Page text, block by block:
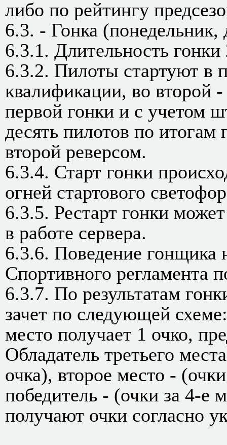
либо по рейтингу
6.3. - Гонка (понедельник,
6.3.1. Длительность
6.3.2. Пилоты стартуют в
квалификации, во
первой гонки и с учетом
десять пилотов по итогам
второй реверсом.
6.3.4. Старт гонки
огней стартового
6.3.5. Рестарт гонки
в работе сервера.
6.3.6. Поведение гонщика
Спортивного регламента
6.3.7. По результатам
зачет по следующей
место получает 1 очко,
Обладатель третьего
очка), второе место -
победитель - (очки за 4-е
получают очки согласно